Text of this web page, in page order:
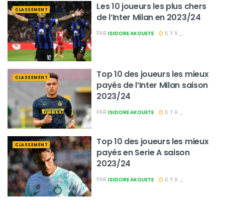
CLASSEMENT
Les 10 joueurs les plus chers
de l’Inter Milan en 2023/24
PAR ISIDORE AKOUETE IL Y A _
CLASSEMENT
Top 10 des joueurs les mieux
payés de l’Inter Milan saison
2023/24
PAR ISIDORE AKOUETE IL Y A _
CLASSEMENT
Top 10 des joueurs les mieux
payés en Serie A saison
2023/24
PAR ISIDORE AKOUETE IL Y A _